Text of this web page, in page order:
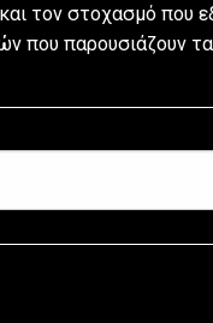
τον στοχασμό που
που παρουσιάζουν